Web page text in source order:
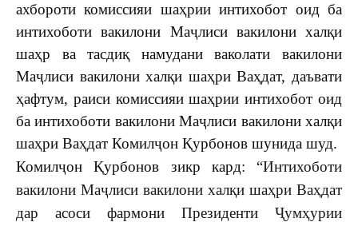
ахбороти комиссияи шаҳрии интихобот оид ба
интихоботи вакилони Маҷлиси вакилони халқи
шаҳр ва тасдиқ намудани ваколати вакилони
Маҷлиси вакилони халқи шаҳри Ваҳдат, даъвати
ҳафтум, раиси комиссияи шаҳрии интихобот оид
ба интихоботи вакилони Маҷлиси вакилони халқи
шаҳри Ваҳдат Комилҷон Қурбонов шунида шуд.
Комилҷон Қурбонов зикр кард: “Интихоботи
вакилони Маҷлиси вакилони халқи шаҳри Ваҳдат
дар асоси фармони Президенти Ҷумҳурии